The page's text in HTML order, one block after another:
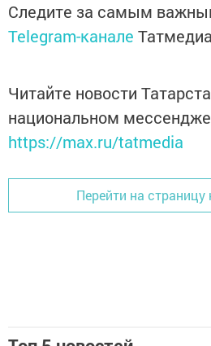
Следите за самым
Telegram-канале Татмедиа
Читайте новости
национальном
https://max.ru/tatmedia
Перейти на страницу